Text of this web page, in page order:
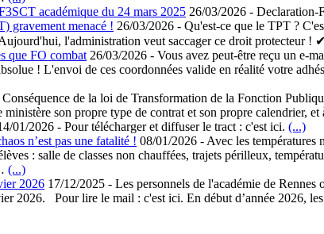
académique du 24 mars 2025 26/03/2026 - Declaration-
gravement menacé ! 26/03/2026 - Qu'est-ce que le TPT ?
l'administration veut saccager ce droit protecteur
que FO combat 26/03/2026 - Vous avez peut-être reçu un e-
! L'envoi de ces coordonnées valide en réalité votre
Conséquence de la loi de Transformation de la Fonction
son propre type de contrat et son propre calendrier,
01/2026 - Pour télécharger et diffuser le tract : c'est ici. (...)
n’est pas une fatalité ! 08/01/2026 - Avec les températures
: salle de classes non chauffées, trajets périlleux,
(...)
2026 17/12/2025 - Les personnels de l'académie de
2026. Pour lire le mail : c'est ici. En début d’année 2026,